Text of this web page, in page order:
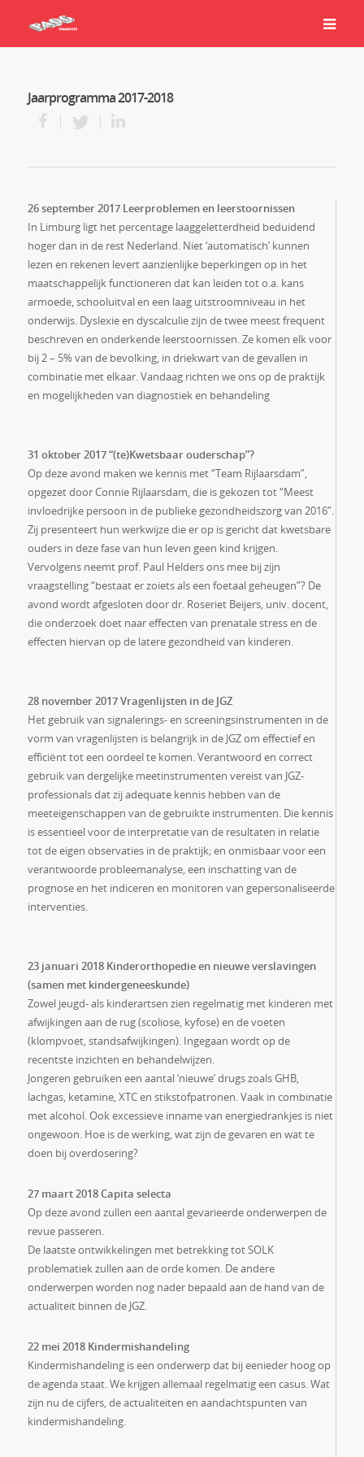
Jaarprogramma 2017-2018
26 september 2017 Leerproblemen en leerstoornissen
In Limburg ligt het percentage laaggeletterdheid beduidend
hoger dan in de rest Nederland. Niet ‘automatisch’ kunnen
lezen en rekenen levert aanzienlijke beperkingen op in het
maatschappelijk functioneren dat kan leiden tot o.a. kans
armoede, schooluitval en een laag uitstroomniveau in het
onderwijs. Dyslexie en dyscalculie zijn de twee meest frequent
beschreven en onderkende leerstoornissen. Ze komen elk voor
bij 2 – 5% van de bevolking, in driekwart van de gevallen in
combinatie met elkaar. Vandaag richten we ons op de praktijk
en mogelijkheden van diagnostiek en behandeling
31 oktober 2017 “(te)Kwetsbaar ouderschap”?
Op deze avond maken we kennis met “Team Rijlaarsdam”,
opgezet door Connie Rijlaarsdam, die is gekozen tot “Meest
invloedrijke persoon in de publieke gezondheidszorg van 2016”.
Zij presenteert hun werkwijze die er op is gericht dat kwetsbare
ouders in deze fase van hun leven geen kind krijgen.
Vervolgens neemt prof. Paul Helders ons mee bij zijn
vraagstelling “bestaat er zoiets als een foetaal geheugen”? De
avond wordt afgesloten door dr. Roseriet Beijers, univ. docent,
die onderzoek doet naar effecten van prenatale stress en de
effecten hiervan op de latere gezondheid van kinderen.
28 november 2017 Vragenlijsten in de JGZ
Het gebruik van signalerings- en screeningsinstrumenten in de
vorm van vragenlijsten is belangrijk in de JGZ om effectief en
efficiënt tot een oordeel te komen. Verantwoord en correct
gebruik van dergelijke meetinstrumenten vereist van JGZ-
professionals dat zij adequate kennis hebben van de
meeteigenschappen van de gebruikte instrumenten. Die kennis
is essentieel voor de interpretatie van de resultaten in relatie
tot de eigen observaties in de praktijk; en onmisbaar voor een
verantwoorde probleemanalyse, een inschatting van de
prognose en het indiceren en monitoren van gepersonaliseerde
interventies.
23 januari 2018 Kinderorthopedie en nieuwe verslavingen
(samen met kindergeneeskunde)
Zowel jeugd- als kinderartsen zien regelmatig met kinderen met
afwijkingen aan de rug (scoliose, kyfose) en de voeten
(klompvoet, standsafwijkingen). Ingegaan wordt op de
recentste inzichten en behandelwijzen.
Jongeren gebruiken een aantal ‘nieuwe’ drugs zoals GHB,
lachgas, ketamine, XTC en stikstofpatronen. Vaak in combinatie
met alcohol. Ook excessieve inname van energiedrankjes is niet
ongewoon. Hoe is de werking, wat zijn de gevaren en wat te
doen bij overdosering?
27 maart 2018 Capita selecta
Op deze avond zullen een aantal gevarieerde onderwerpen de
revue passeren.
De laatste ontwikkelingen met betrekking tot SOLK
problematiek zullen aan de orde komen. De andere
onderwerpen worden nog nader bepaald aan de hand van de
actualiteit binnen de JGZ.
22 mei 2018 Kindermishandeling
Kindermishandeling is een onderwerp dat bij eenieder hoog op
de agenda staat. We krijgen allemaal regelmatig een casus. Wat
zijn nu de cijfers, de actualiteiten en aandachtspunten van
kindermishandeling.